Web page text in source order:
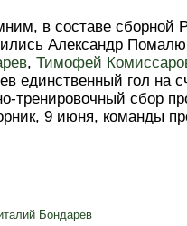
в составе сборной
Александр
, Тимофей
единственный гол на
тренировочный сбор
9 июня, команды
Бондарев